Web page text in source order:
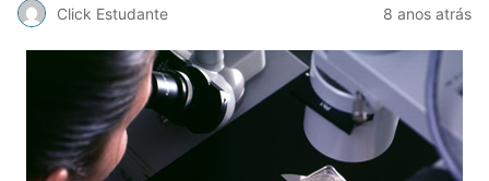
Click Estudante 8 anos atrás